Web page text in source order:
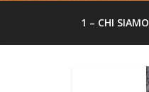
1 – CHI SIAMO